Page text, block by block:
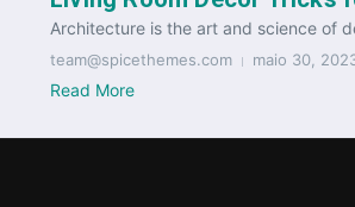
Architecture is the art and science of
team@spicethemes.com maio 30,
Read More